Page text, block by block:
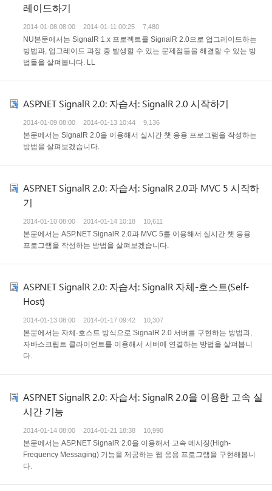
레이드하기
2014-01-08 08:00 2014-01-11 00:25 7,480
NU본문에서는 SignalR 1.x 프로젝트를 SignalR 2.0으로 업그레이드하는
방법과, 업그레이드 과정 중 발생할 수 있는 문제점들을 해결할 수 있는 방
법들을 살펴봅니다. LL
ASP.NET SignalR 2.0: 자습서: SignalR 2.0 시작하기
2014-01-09 08:00 2014-01-13 10:44 9,136
본문에서는 SignalR 2.0을 이용해서 실시간 챗 응용 프로그램을 작성하는
방법을 살펴보겠습니다.
ASP.NET SignalR 2.0: 자습서: SignalR 2.0과 MVC 5 시작하
기
2014-01-10 08:00 2014-01-14 10:18 10,611
본문에서는 ASP.NET SignalR 2.0과 MVC 5를 이용해서 실시간 챗 응용
프로그램을 작성하는 방법을 살펴보겠습니다.
ASP.NET SignalR 2.0: 자습서: SignalR 자체-호스트(Self-
Host)
2014-01-13 08:00 2014-01-17 09:42 10,307
본문에서는 자체-호스트 방식으로 SignalR 2.0 서버를 구현하는 방법과,
자바스크립트 클라이언트를 이용해서 서버에 연결하는 방법을 살펴봅니
다.
ASP.NET SignalR 2.0: 자습서: SignalR 2.0을 이용한 고속 실
시간 기능
2014-01-14 08:00 2014-01-21 18:38 10,990
본문에서는 ASP.NET SignalR 2.0을 이용해서 고속 메시징(High-
Frequency Messaging) 기능을 제공하는 웹 응용 프로그램을 구현해봅니
다.